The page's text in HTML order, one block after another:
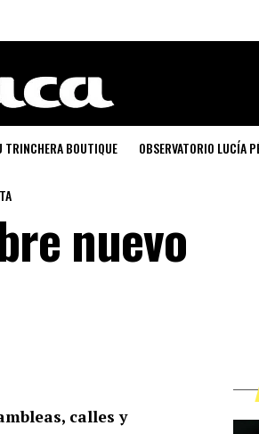
TRINCHERA BOUTIQUE OBSERVATORIO LUCÍA
nuevo
calles y